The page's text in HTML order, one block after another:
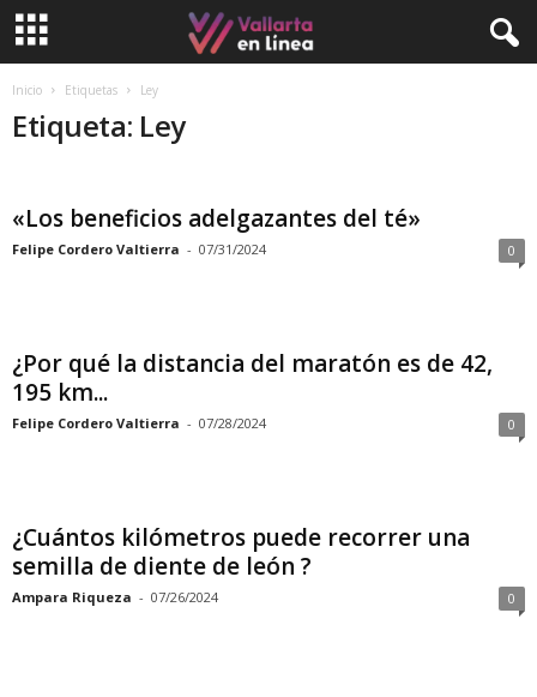
Inicio Etiquetas Ley
Etiqueta: Ley
«Los beneficios adelgazantes del té»
Felipe Cordero Valtierra - 07/31/2024 0
¿Por qué la distancia del maratón es de 42,
195 km...
Felipe Cordero Valtierra - 07/28/2024 0
¿Cuántos kilómetros puede recorrer una
semilla de diente de león ?
Ampara Riqueza - 07/26/2024 0